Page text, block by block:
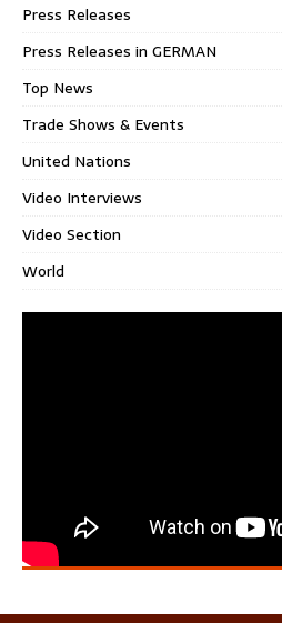
Press Releases
Press Releases in GERMAN
Top News
Trade Shows & Events
United Nations
Video Interviews
Video Section
World